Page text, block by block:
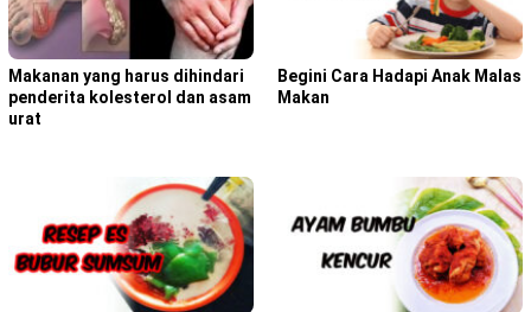
Makanan yang harus dihindari
penderita kolesterol dan asam
urat
Begini Cara Hadapi Anak Malas
Makan